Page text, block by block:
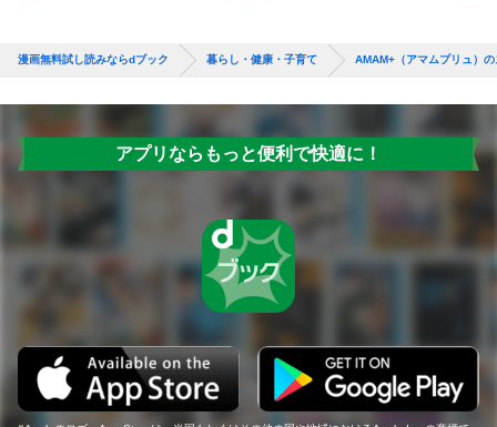
漫画無料試し読みならdブック 暮らし・健康・子育て AMAM+（アマムプリュ）
アプリならもっと便利で快適に！